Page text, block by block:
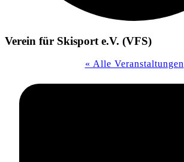
Verein für Skisport e.V. (VFS)
« Alle Veranstaltungen